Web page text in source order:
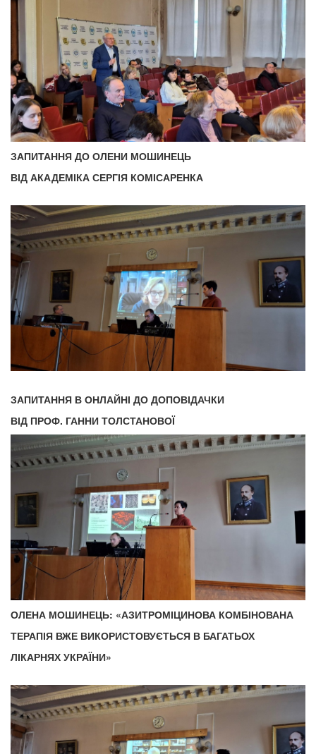
ЗАПИТАННЯ ДО ОЛЕНИ МОШИНЕЦЬ
ВІД АКАДЕМІКА СЕРГІЯ КОМІСАРЕНКА
ЗАПИТАННЯ В ОНЛАЙНІ ДО ДОПОВІДАЧКИ
ВІД ПРОФ. ГАННИ ТОЛСТАНОВОЇ
ОЛЕНА МОШИНЕЦЬ: «АЗИТРОМІЦИНОВА КОМБІНОВАНА
ТЕРАПІЯ ВЖЕ ВИКОРИСТОВУЄТЬСЯ В БАГАТЬОХ
ЛІКАРНЯХ УКРАЇНИ»